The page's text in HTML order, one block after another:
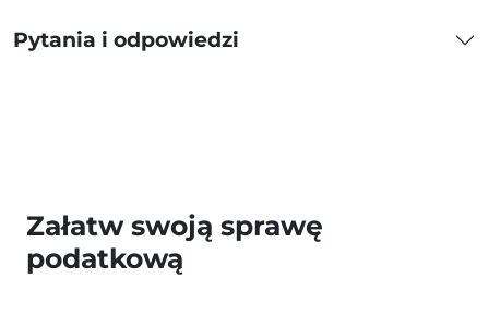
Pytania i odpowiedzi
Załatw swoją sprawę
podatkową